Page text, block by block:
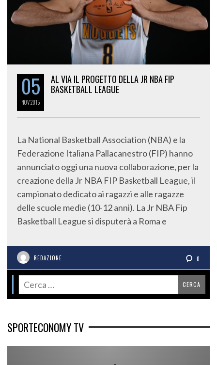
05
NOV2015
AL VIA IL PROGETTO DELLA JR NBA FIP
BASKETBALL LEAGUE
La National Basketball Association (NBA) e la
Federazione Italiana Pallacanestro (FIP) hanno
annunciato oggi una nuova collaborazione, per la
creazione della Jr NBA FIP Basketball League, il
campionato dedicato ai ragazzi e alle ragazze
delle scuole medie (10-12 anni). La Jr NBA Fip
Basketball League si disputerà a Roma e
REDAZIONE 0
SPORTECONOMY TV